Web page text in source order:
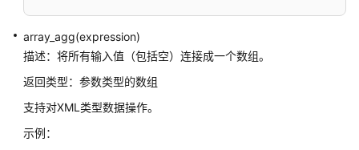
辑
操
作
array_agg(expression)
描述：将所有输入值（包括空）连接成一个数组。
返回类型：参数类型的数组
支持对XML类型数据操作。
示例：